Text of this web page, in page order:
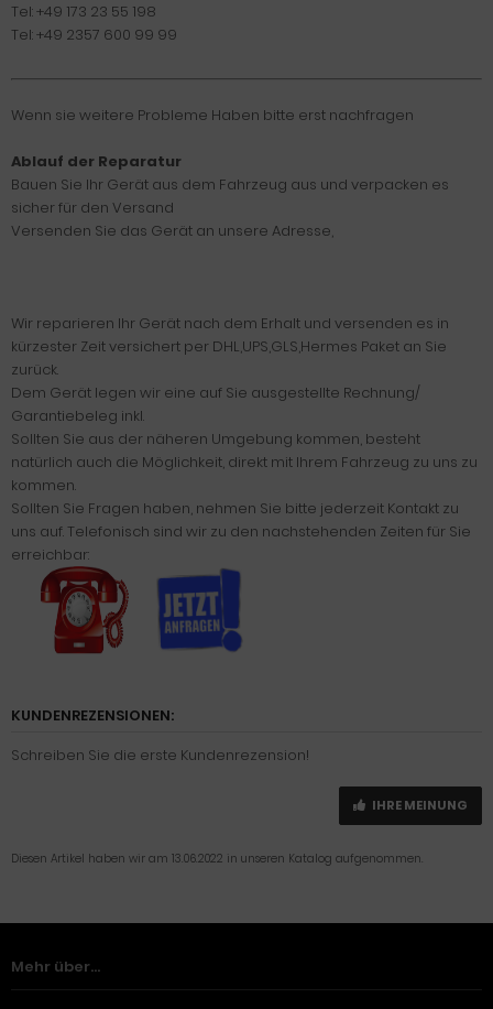
Tel: +49 173 23 55 198
Tel: +49 2357 600 99 99
Wenn sie weitere Probleme Haben bitte erst nachfragen
Ablauf der Reparatur
Bauen Sie Ihr Gerät aus dem Fahrzeug aus und verpacken es
sicher für den Versand
Versenden Sie das Gerät an unsere Adresse,
Wir reparieren Ihr Gerät nach dem Erhalt und versenden es in
kürzester Zeit versichert per DHL,UPS,GLS,Hermes Paket an Sie
zurück.
Dem Gerät legen wir eine auf Sie ausgestellte Rechnung/
Garantiebeleg inkl.
Sollten Sie aus der näheren Umgebung kommen, besteht
natürlich auch die Möglichkeit, direkt mit Ihrem Fahrzeug zu uns zu
kommen.
Sollten Sie Fragen haben, nehmen Sie bitte jederzeit Kontakt zu
uns auf. Telefonisch sind wir zu den nachstehenden Zeiten für Sie
erreichbar:
KUNDENREZENSIONEN:
Schreiben Sie die erste Kundenrezension!
IHRE MEINUNG
Diesen Artikel haben wir am 13.06.2022 in unseren Katalog aufgenommen.
Mehr über...